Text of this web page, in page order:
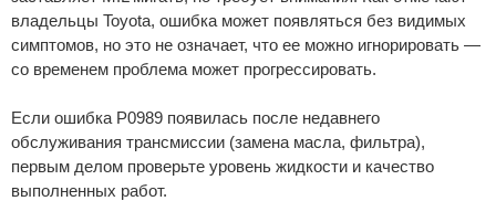
владельцы Toyota, ошибка может появляться без видимых
симптомов, но это не означает, что ее можно игнорировать —
со временем проблема может прогрессировать.
Если ошибка P0989 появилась после недавнего
обслуживания трансмиссии (замена масла, фильтра),
первым делом проверьте уровень жидкости и качество
выполненных работ.